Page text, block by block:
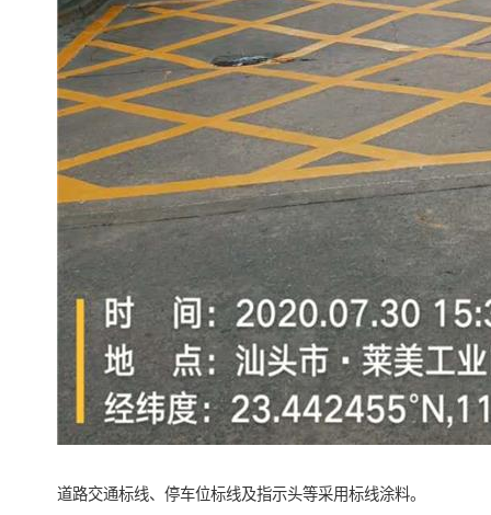
道路交通标线、停车位标线及指示头等采用标线涂料。